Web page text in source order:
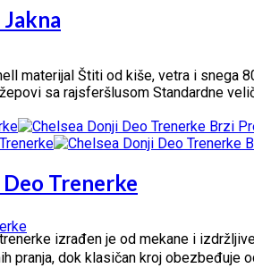
materijal Štiti od kiše, vetra i snega
sa rajsferšlusom Standardne
Brzi
Trenerke
izrađen je od mekane i
pranja, dok klasičan kroj